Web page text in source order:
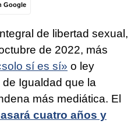
Google
de libertad sexual,
de 2022, más
sí es sí» o ley
Igualdad que la
más mediática. El
cuatro años y